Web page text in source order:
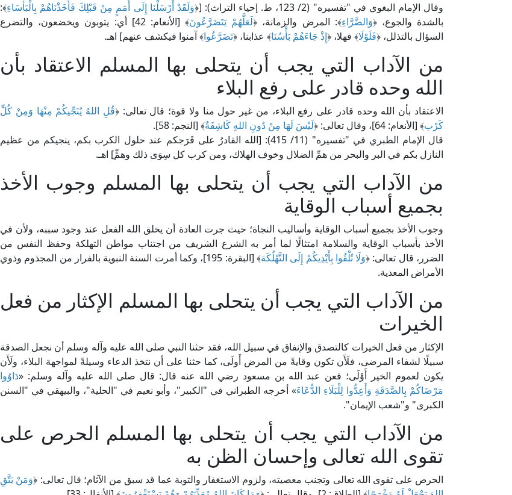
وقال الإمام البغوي في "تفسيره" (2/ 123، ط. إحياء التراث): [﴿
وَلَقَدْ أَرْسَلْنَا إِلَى أُمَمٍ مِنْ قَبْلِكَ فَأَخَذْنَاهُمْ بِالْبَأْسَاءِ﴾:
بالشدة والجوع، ﴿وَالضَّرَّاءِ﴾: المرض والزمانة، ﴿لَعَلَّهُمْ يَتَضَرَّعُونَ
﴾ [الأنعام: 42] أي: يتوبون ويخضعون، والتضرع
السؤال بالتذلل، ﴿فَلَوْلَا﴾ فهلا، ﴿إِذْ جَاءَهُمْ بَأْسُنَا﴾ عذابنا، ﴿تَضَرَّعُوا﴾ آمنوا فيكشف عنهم] اهـ.
من الآداب التي يجب أن يتحلى بها المسلم الاعتقاد بأن
الله وحده قادر على رفع البلاء
الاعتقاد بأن الله وحده قادر على رفع البلاء، من غير حول منا ولا قوة؛ قال تعالى: ﴿قُلِ اللهُ يُنَجِّيكُمْ مِنْهَا وَمِنْ كُلِّ
كَرْب﴾ [الأنعام: 64]، وقال تعالى: ﴿ لَيْسَ لَهَا مِنْ دُونِ اللهِ كَاشِفَةٌ﴾ [النجم: 58].
قال الإمام الطبري في "تفسيره" (11/ 415): [الله القادرُ على فَرَجكم عند حلول الكرب بكم، ينجيكم من عظيم
النازل بكم في البر والبحر من همِّ الضلال وخوف الهلاك، ومن كرب كل سِوَى ذلك وهمٍّ] اهـ.
من الآداب التي يجب أن يتحلى بها المسلم وجوب الأخذ
بجميع أسباب الوقاية
وجوب الأخذ بجميع أسباب الوقاية وأساليب النجاة؛ حيث جرت العادة أن يخلق الله الفعل عند وجود سببه، ولأن في
الأخذ بأسباب الوقاية والسلامة امتثالًا لما أمر به الشرع الشريف من اجتناب مواطن التهلكة وحفظ النفس من
الضرر، قال تعالى: ﴿وَلَا تُلْقُوا بِأَيْدِيكُمْ إِلَى التَّهْلُكَة
﴾ [البقرة: 195]، وكما أمرت السنة النبوية بالفرار من المجذوم وذوي
الأمراض المعدية.
من الآداب التي يجب أن يتحلى بها المسلم الإكثار من فعل
الخيرات
الإكثار من فعل الخيرات كالتصدق والإنفاق في سبيل الله، فقد حثنا النبي صلى الله عليه وآله وسلم أن نجعل الصدقة
سبيلًا لشفاء المرضى، فلَأَن تكون وقايةً من المرض أَولَى، كما حثنا على أن نتخذ الدعاء وسيلةً لمواجهة البلاء، ولَأَن
يكون لعموم الخير أَوْلَى؛ فعن عبد الله بن مسعود رضي الله عنه قال: قال صلى الله عليه وآله وسلم: «دَاوُوا
مَرْضَاكُمْ بِالصَّدَقَةِ وَأَعِدُّوا لِلْبَلَاءِ الدُّعَاءَ» أخرجه الطبراني في "الكبير"، وأبو نعيم في "الحلية"، والبيهقي في "السنن
الكبرى" و"شعب الإيمان".
من الآداب التي يجب أن يتحلى بها المسلم الحرص على
تقوى الله تعالى وإحسان الظن به
الحرص على تقوى الله تعالى وتجنب معصيته، ولزوم الاستغفار والتوبة عما قد سبق من الآثام؛ قال تعالى: ﴿وَمَنْ يَتَّقِ